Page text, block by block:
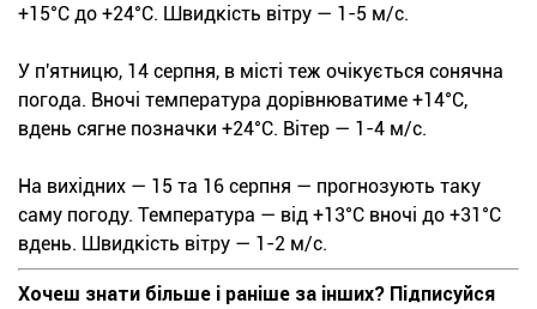
+15°С до +24°С. Швидкість вітру — 1-5 м/с.
У п'ятницю, 14 серпня, в місті теж очікується сонячна
погода. Вночі температура дорівнюватиме +14°С,
вдень сягне позначки +24°С. Вітер — 1-4 м/с.
На вихідних — 15 та 16 серпня — прогнозують таку
саму погоду. Температура — від +13°С вночі до +31°С
вдень. Швидкість вітру — 1-2 м/с.
Хочеш знати більше і раніше за інших? Підписуйся